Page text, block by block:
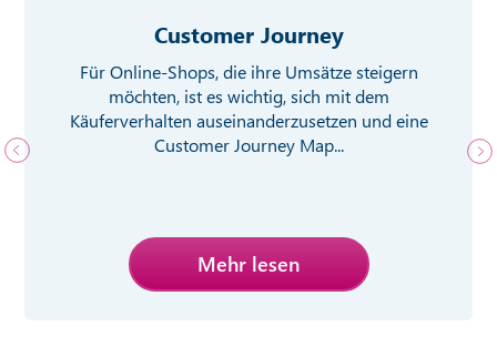
Customer Journey
Für Online-Shops, die ihre Umsätze steigern
möchten, ist es wichtig, sich mit dem
Käuferverhalten auseinanderzusetzen und eine
Customer Journey Map...
Mehr lesen